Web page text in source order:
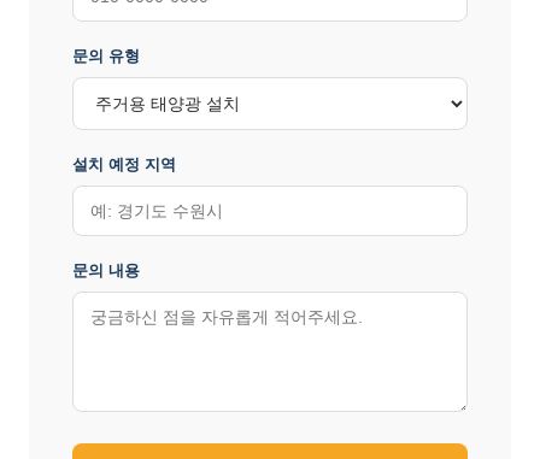
문의 유형
설치 예정 지역
문의 내용